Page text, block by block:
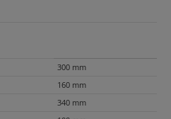
300 mm
160 mm
340 mm